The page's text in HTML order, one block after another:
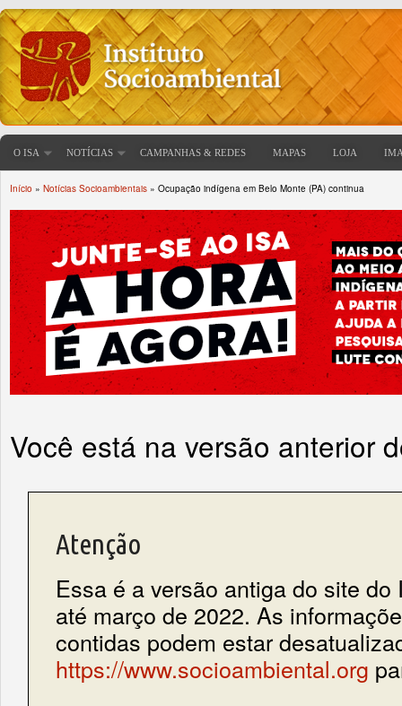
O ISA NOTÍCIAS CAMPANHAS & REDES MAPAS LOJA
Início » Notícias Socioambientais » Ocupação indígena em Belo Monte (PA) continua
Você está na versão anterior
Atenção
Essa é a versão antiga do site do
até março de 2022. As
contidas podem estar
https://www.socioambiental.org